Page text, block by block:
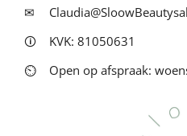
✉
🛈
KVK: 81050631
⏲
Open op afspraak: